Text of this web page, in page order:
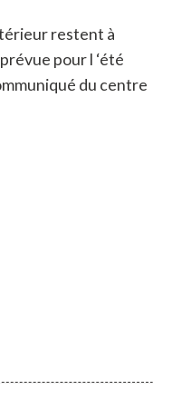
restent à
pour l ‘été
du centre